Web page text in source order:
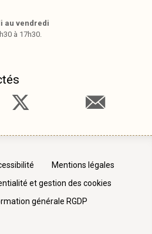
au vendredi
à 17h30.
Mentions légales
et gestion des cookies
générale RGDP